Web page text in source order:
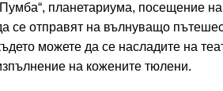
планетариума, посещение
се отправят на вълнуващо
можете да се насладите на
на кожените тюлени.